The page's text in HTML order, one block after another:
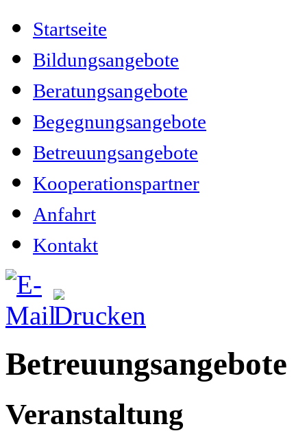
Startseite
Bildungsangebote
Beratungsangebote
Begegnungsangebote
Betreuungsangebote
Kooperationspartner
Anfahrt
Kontakt
Betreuungsangebote
Veranstaltung